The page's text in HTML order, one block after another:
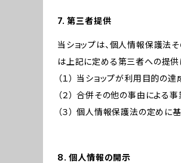
7. 第三者提供
当ショップは、個人情報保護法
は上記に定める第三者への提供
（１） 当ショップが利用目的
（２） 合併その他の事由によ
（３） 個人情報保護法の定めに
8. 個人情報の開示